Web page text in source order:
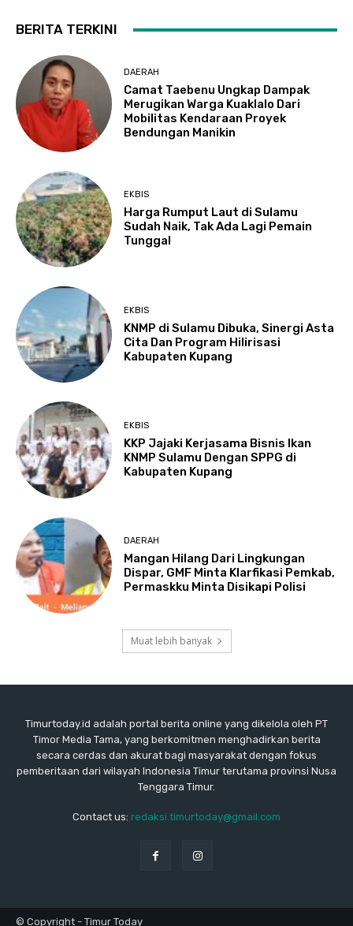
BERITA TERKINI
DAERAH
Camat Taebenu Ungkap Dampak
Merugikan Warga Kuaklalo Dari
Mobilitas Kendaraan Proyek
Bendungan Manikin
EKBIS
Harga Rumput Laut di Sulamu
Sudah Naik, Tak Ada Lagi Pemain
Tunggal
EKBIS
KNMP di Sulamu Dibuka, Sinergi Asta
Cita Dan Program Hilirisasi
Kabupaten Kupang
EKBIS
KKP Jajaki Kerjasama Bisnis Ikan
KNMP Sulamu Dengan SPPG di
Kabupaten Kupang
DAERAH
Mangan Hilang Dari Lingkungan
Dispar, GMF Minta Klarfikasi Pemkab,
Permaskku Minta Disikapi Polisi
Muat lebih banyak
Timurtoday.id adalah portal berita online yang dikelola oleh PT
Timor Media Tama, yang berkomitmen menghadirkan berita
secara cerdas dan akurat bagi masyarakat dengan fokus
pemberitaan dari wilayah Indonesia Timur terutama provinsi Nusa
Tenggara Timur.
Contact us: redaksi.timurtoday@gmail.com
© Copyright - Timur Today